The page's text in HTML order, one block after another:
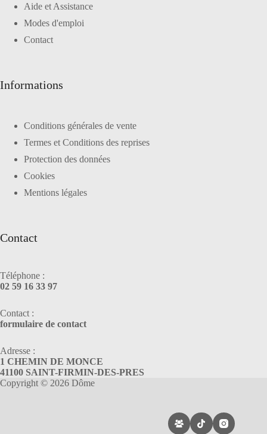
Aide et Assistance
Modes d'emploi
Contact
Informations
Conditions générales de vente
Termes et Conditions des reprises
Protection des données
Cookies
Mentions légales
Contact
Téléphone :
02 59 16 33 97
Contact :
formulaire de contact
Adresse :
1 CHEMIN DE MONCE
41100 SAINT-FIRMIN-DES-PRES
Copyright © 2026 Dôme